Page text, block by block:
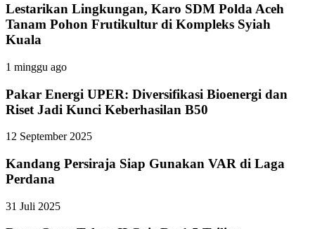
Lestarikan Lingkungan, Karo SDM Polda Aceh
Tanam Pohon Frutikultur di Kompleks Syiah
Kuala
1 minggu ago
Pakar Energi UPER: Diversifikasi Bioenergi dan
Riset Jadi Kunci Keberhasilan B50
12 September 2025
Kandang Persiraja Siap Gunakan VAR di Laga
Perdana
31 Juli 2025